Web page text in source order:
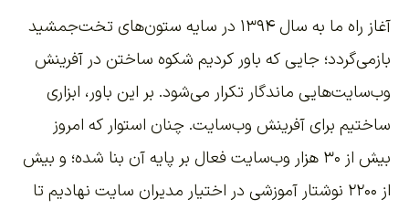
آغاز راه ما به سال ۱۳۹۴ در سایه ستون‌های تخت‌جمشید
بازمی‌گردد؛ جایی که باور کردیم شکوه ساختن در آفرینش
وب‌سایت‌هایی ماندگار تکرار می‌شود. بر این باور، ابزاری
ساختیم برای آفرینش وب‌سایت. چنان استوار که امروز
بیش از ۳۰ هزار وب‌سایت فعال بر پایه آن بنا شده؛ و بیش
از ۲۲۰۰
نوشتار آموزشی در اختیار مدیران سایت نهادیم تا